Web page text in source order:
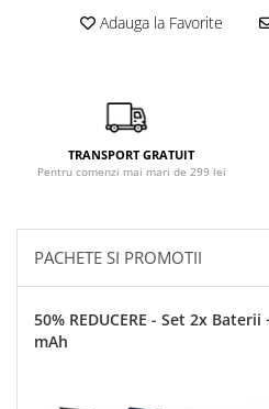
Adauga la Favorite
TRANSPORT GRATUIT
Pentru comenzi mai mari de 299 lei
PACHETE SI PROMOTII
50% REDUCERE - Set 2x
mAh